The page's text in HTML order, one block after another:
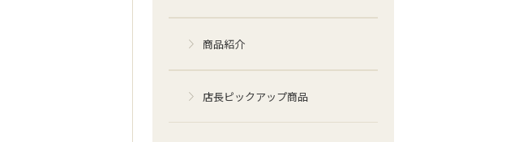
商品紹介
店長ピックアップ商品